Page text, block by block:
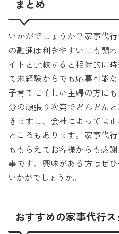
まとめ
いかがでしょうか？家事代
の融通は利きやすいにも関
イトと比較すると相対的に
て未経験からでも応募可能
子育てに忙しい主婦の方に
分の頑張り次第でどんどん
きますし、会社によっては
ところもあります。家事代
ももらえてお客様からも感
事です。興味がある方はぜ
いかがでしょうか。
おすすめの家事代行